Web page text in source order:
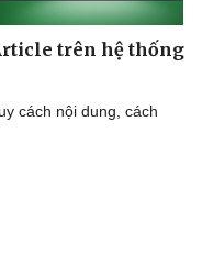
trên hệ thống
cách nội dung, cách